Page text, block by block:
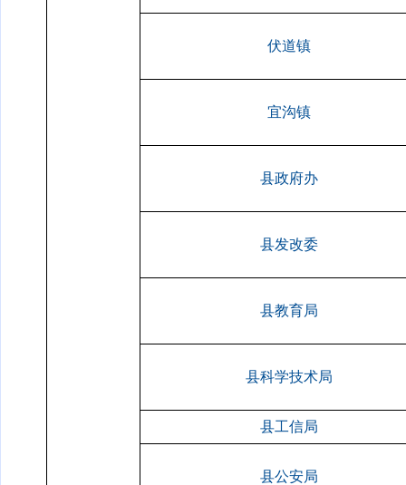
伏道镇
宜沟镇
县政府办
县发改委
县教育局
县科学技术局
县工信局
县公安局